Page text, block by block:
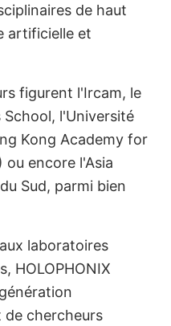
de haut
artificielle et
figurent l'Ircam, le
School, l'Université
Kong Academy for
ou encore l'Asia
Sud, parmi bien
laboratoires
HOLOPHONIX
de chercheurs